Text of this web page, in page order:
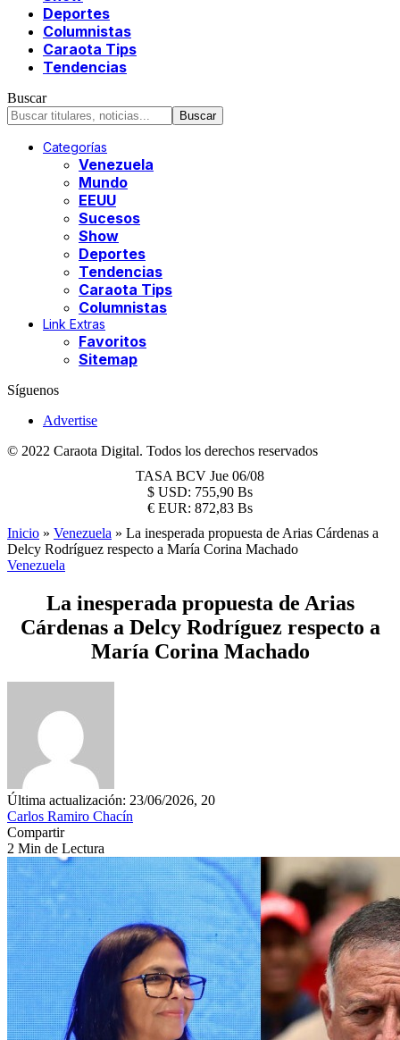
Deportes
Columnistas
Caraota Tips
Tendencias
Buscar
Categorías
Venezuela
Mundo
EEUU
Sucesos
Show
Deportes
Tendencias
Caraota Tips
Columnistas
Link Extras
Favoritos
Sitemap
Síguenos
Advertise
© 2022 Caraota Digital. Todos los derechos reservados
TASA BCV Jue 06/08
$ USD: 755,90 Bs
€ EUR: 872,83 Bs
Inicio » Venezuela » La inesperada propuesta de Arias Cárdenas a
Delcy Rodríguez respecto a María Corina Machado
Venezuela
La inesperada propuesta de Arias
Cárdenas a Delcy Rodríguez respecto a
María Corina Machado
Última actualización: 23/06/2026, 20
Carlos Ramiro Chacín
Compartir
2 Min de Lectura